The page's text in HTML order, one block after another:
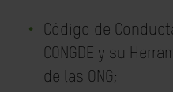
Código de
CONGDE y su
de las ONG;